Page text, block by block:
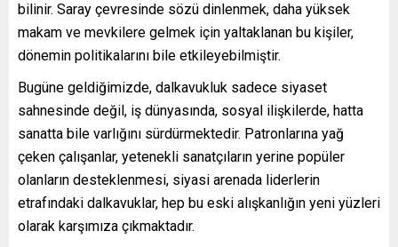
bilinir. Saray çevresinde sözü dinlenmek, daha yüksek
makam ve mevkilere gelmek için yaltaklanan bu kişiler,
dönemin politikalarını bile etkileyebilmiştir.
Bugüne geldiğimizde, dalkavukluk sadece siyaset
sahnesinde değil, iş dünyasında, sosyal ilişkilerde, hatta
sanatta bile varlığını sürdürmektedir. Patronlarına yağ
çeken çalışanlar, yetenekli sanatçıların yerine popüler
olanların desteklenmesi, siyasi arenada liderlerin
etrafındaki dalkavuklar, hep bu eski alışkanlığın yeni yüzleri
olarak karşımıza çıkmaktadır.